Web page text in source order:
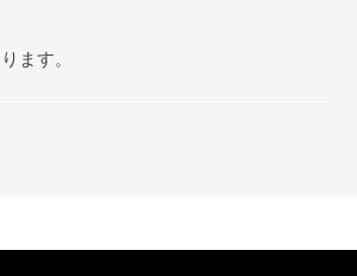
ます。